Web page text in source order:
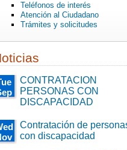
Teléfonos de interés
Atención al Ciudadano
Trámites y solicitudes
CONTRATACION
PERSONAS CON
DISCAPACIDAD
Contratación de
con discapacidad